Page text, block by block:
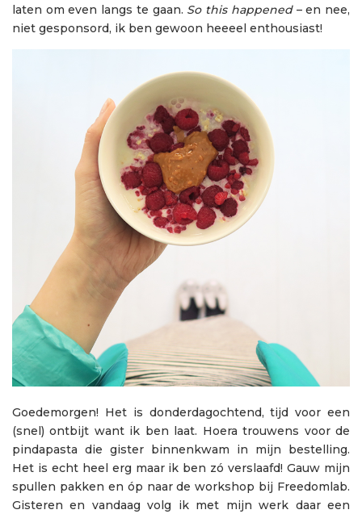
laten om even langs te gaan. So this happened– en nee,
niet gesponsord, ik ben gewoon heeeel enthousiast!
Goedemorgen! Het is donderdagochtend, tijd voor een
(snel) ontbijt want ik ben laat. Hoera trouwens voor de
pindapasta die gister binnenkwam in mijn bestelling.
Het is echt heel erg maar ik ben zó verslaafd! Gauw mijn
spullen pakken en óp naar de workshop bij Freedomlab.
Gisteren en vandaag volg ik met mijn werk daar een